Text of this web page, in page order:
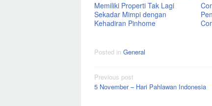
Memiliki Properti Tak Lagi
Sekadar Mimpi dengan
Kehadiran Pinhome
Posted in General
Post
navigation
Previous post
5 November – Hari Pahlawan Indonesia